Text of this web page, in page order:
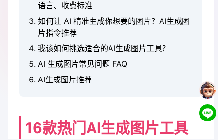
语言、收费标准
如何让 AI 精准生成你想要的图片？AI生成图
片指令推荐
我该如何挑选适合的AI生成图片工具？
AI 生成图片常见问题 FAQ
AI生成图片推荐
16款热门AI生成图片工具